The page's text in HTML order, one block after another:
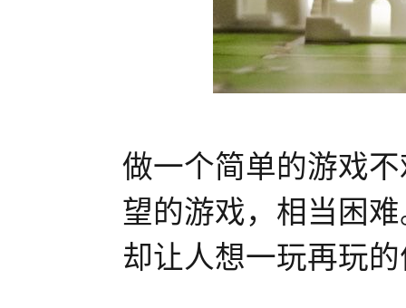
做一个简单的游戏
望的游戏，相当困
却让人想一玩再玩